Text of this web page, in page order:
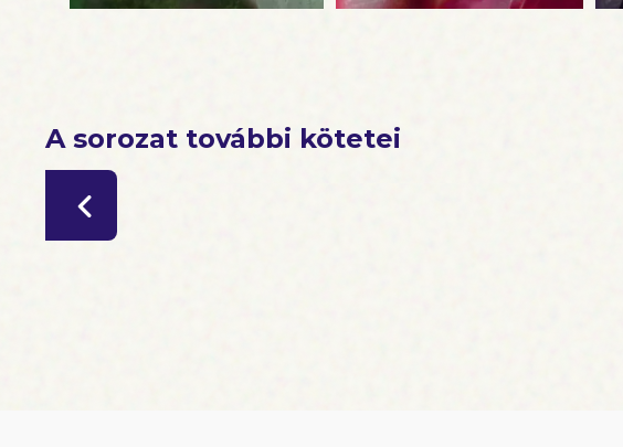
A sorozat további kötetei